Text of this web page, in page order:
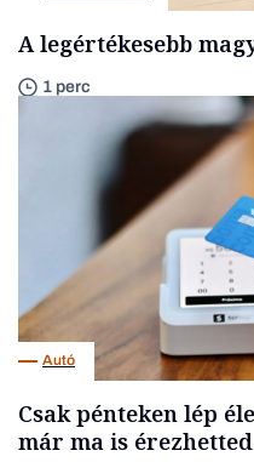
A legértékesebb
1 perc
Autó
Csak pénteken lép
már ma is érezhetted